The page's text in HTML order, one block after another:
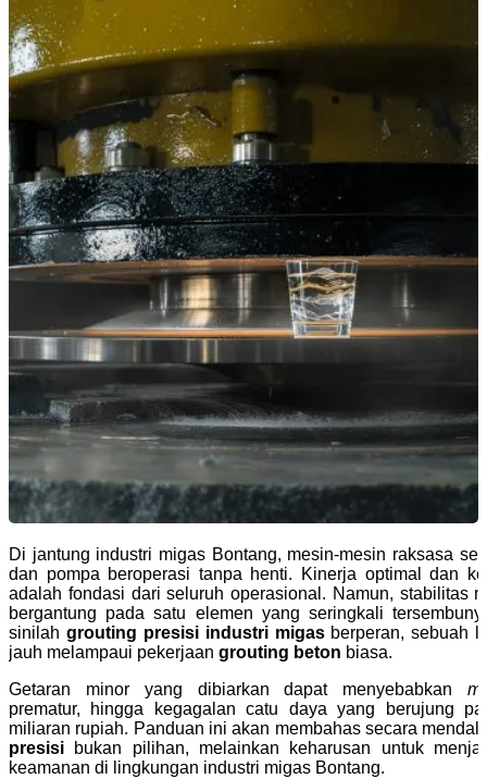
Studi Kasus
Di jantung industri migas Bontang, mesin-mesin raksasa
dan pompa beroperasi tanpa henti. Kinerja optimal dan
adalah fondasi dari seluruh operasional. Namun, stabilitas
bergantung pada satu elemen yang seringkali
sinilah grouting presisi industri migasberperan, sebuah
jauh melampaui pekerjaan grouting beton biasa.
Getaran minor yang dibiarkan dapat menyebabkan
prematur, hingga kegagalan catu daya yang berujung
miliaran rupiah. Panduan ini akan membahas secara
presisi bukan pilihan, melainkan keharusan untuk
keamanan di lingkungan industri migas Bontang.